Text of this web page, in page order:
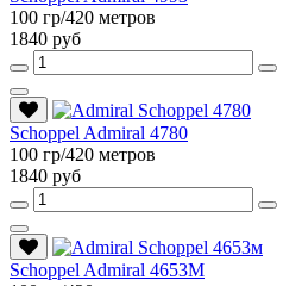
100 гр/420 метров
1840 руб
Schoppel Admiral 4780
100 гр/420 метров
1840 руб
Schoppel Admiral 4653M